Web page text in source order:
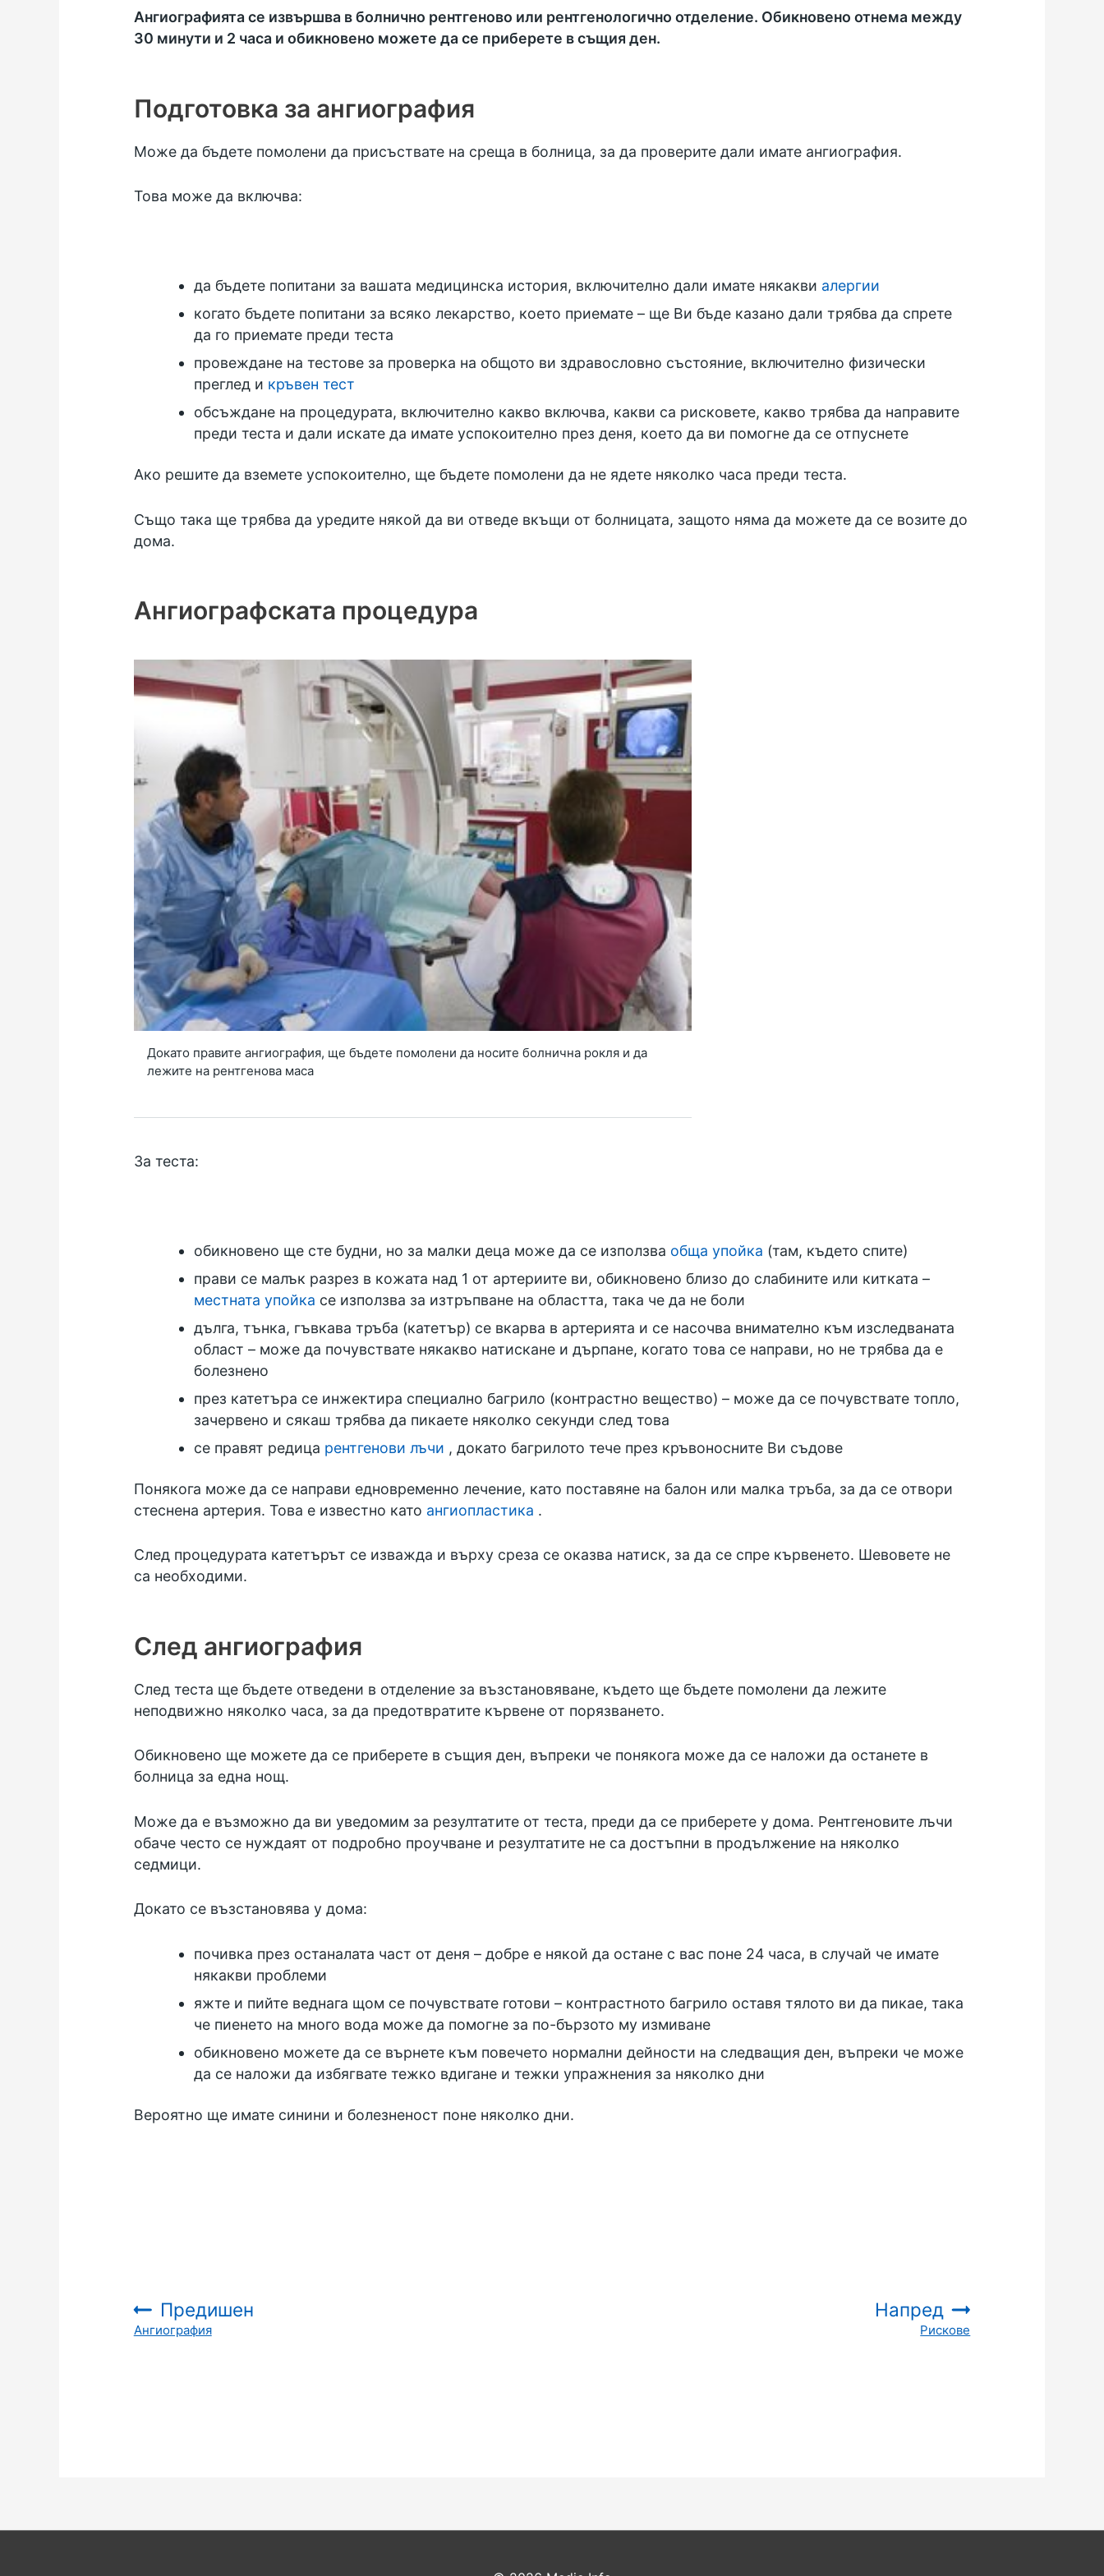
Ангиографията се извършва в болнично рентгеново или рентгенологично отделение. Обикновено отнема между
30 минути и 2 часа и обикновено можете да се приберете в същия ден.
Подготовка за ангиография
Може да бъдете помолени да присъствате на среща в болница, за да проверите дали имате ангиография.
Това може да включва:
да бъдете попитани за вашата медицинска история, включително дали имате някакви алергии
когато бъдете попитани за всяко лекарство, което приемате – ще Ви бъде казано дали трябва да спрете
да го приемате преди теста
провеждане на тестове за проверка на общото ви здравословно състояние, включително физически
преглед и кръвен тест
обсъждане на процедурата, включително какво включва, какви са рисковете, какво трябва да направите
преди теста и дали искате да имате успокоително през деня, което да ви помогне да се отпуснете
Ако решите да вземете успокоително, ще бъдете помолени да не ядете няколко часа преди теста.
Също така ще трябва да уредите някой да ви отведе вкъщи от болницата, защото няма да можете да се возите до
дома.
Ангиографската процедура
Докато правите ангиография, ще бъдете помолени да носите болнична рокля и да
лежите на рентгенова маса
За теста:
обикновено ще сте будни, но за малки деца може да се използва обща упойка (там, където спите)
прави се малък разрез в кожата над 1 от артериите ви, обикновено близо до слабините или китката –
местната упойка се използва за изтръпване на областта, така че да не боли
дълга, тънка, гъвкава тръба (катетър) се вкарва в артерията и се насочва внимателно към изследваната
област – може да почувствате някакво натискане и дърпане, когато това се направи, но не трябва да е
болезнено
през катетъра се инжектира специално багрило (контрастно вещество) – може да се почувствате топло,
зачервено и сякаш трябва да пикаете няколко секунди след това
се правят редица рентгенови лъчи , докато багрилото тече през кръвоносните Ви съдове
Понякога може да се направи едновременно лечение, като поставяне на балон или малка тръба, за да се отвори
стеснена артерия. Това е известно като ангиопластика .
След процедурата катетърът се изважда и върху среза се оказва натиск, за да се спре кървенето. Шевовете не
са необходими.
След ангиография
След теста ще бъдете отведени в отделение за възстановяване, където ще бъдете помолени да лежите
неподвижно няколко часа, за да предотвратите кървене от порязването.
Обикновено ще можете да се приберете в същия ден, въпреки че понякога може да се наложи да останете в
болница за една нощ.
Може да е възможно да ви уведомим за резултатите от теста, преди да се приберете у дома. Рентгеновите лъчи
обаче често се нуждаят от подробно проучване и резултатите не са достъпни в продължение на няколко
седмици.
Докато се възстановява у дома:
почивка през останалата част от деня – добре е някой да остане с вас поне 24 часа, в случай че имате
някакви проблеми
яжте и пийте веднага щом се почувствате готови – контрастното багрило оставя тялото ви да пикае, така
че пиенето на много вода може да помогне за по-бързото му измиване
обикновено можете да се върнете към повечето нормални дейности на следващия ден, въпреки че може
да се наложи да избягвате тежко вдигане и тежки упражнения за няколко дни
Вероятно ще имате синини и болезненост поне няколко дни.
Предишен
:
Ангиография
Напред
:
Рискове